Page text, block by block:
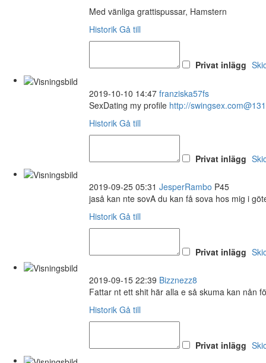
Med vänliga grattispussar, Hamstern
Historik Gå till
Privat inlägg
2019-10-10 14:47 franziska57fs
SexDating my profile http://
Historik Gå till
Privat inlägg
2019-09-25 05:31 JesperRambo P45
jaså kan nte sovA du kan få sova hos mig i
Historik Gå till
Privat inlägg
2019-09-15 22:39 Bizznezz8
Fattar nt ett shit här alla e så skuma kan nån
Historik Gå till
Privat inlägg